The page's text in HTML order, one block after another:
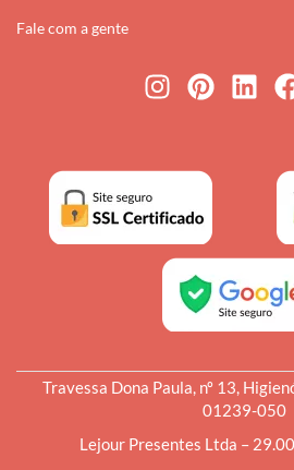
Fale com a gente
Travessa Dona Paula, nº 13,
01239-050
Lejour Presentes Ltda –